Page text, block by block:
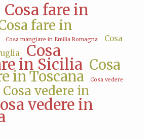
Cosa fare in
fare in
Cosa mangiare in Emilia Romagna
Cosa
Cosa
in Sicilia Cosa
in Toscana Cosa vedere
Cosa vedere in
vedere in